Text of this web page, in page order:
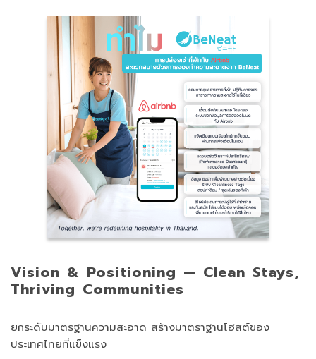
Vision & Positioning — Clean Stays,
Thriving Communities
ยกระดับมาตรฐานความสะอาด สร้างมาตราฐานโฮสต์ของ
ประเทศไทยที่แข็งแรง